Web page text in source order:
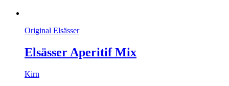
Original Elsässer
Elsässer Aperitif Mix
Kirn